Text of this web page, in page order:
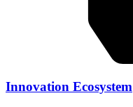
Innovation Ecosystem